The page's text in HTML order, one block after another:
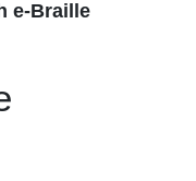
e-Braille